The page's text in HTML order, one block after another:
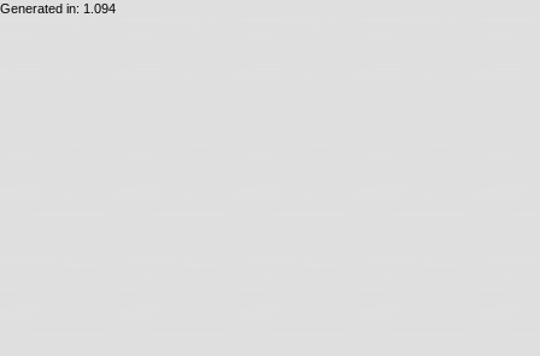
Generated in: 1.094